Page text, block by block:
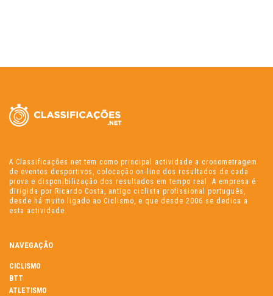
A Classificações.net tem como principal actividade a cronometragem
de eventos desportivos, colocação on-line dos resultados de cada
prova e disponibilização dos resultados em tempo real. A empresa é
dirigida por Ricardo Costa, antigo ciclista profissional português,
desde há muito ligado ao Ciclismo, e que desde 2006 se dedica a
esta actividade.
NAVEGAÇÃO
CICLISMO
BTT
ATLETISMO